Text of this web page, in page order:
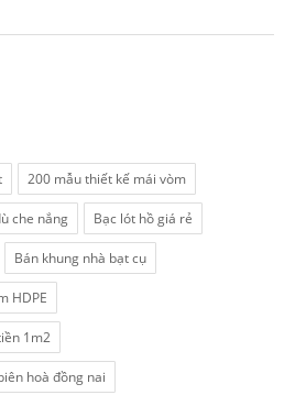
200 mẫu thiết kế mái vòm
che nắng Bạc lót hồ giá rẻ
Bán khung nhà bạt cụ
HDPE
1m2
hoà đồng nai